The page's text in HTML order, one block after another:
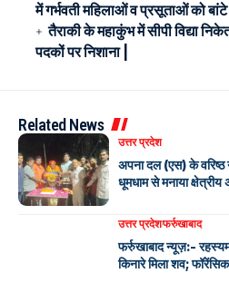
में गर्भवती महिलाओं व प्रसूताओं को
तैराकी के महाकुंभ में सीपी विद्या
पदकों पर निशाना |
Related News
उत्तर प्रदेश
अपना दल (एस) के
धूमधाम से मनाया
उत्तर प्रदेशफर्रुखाबाद
फर्रुखाबाद न्यूज़:-
किनारे मिला शव; फॉरेंसिक